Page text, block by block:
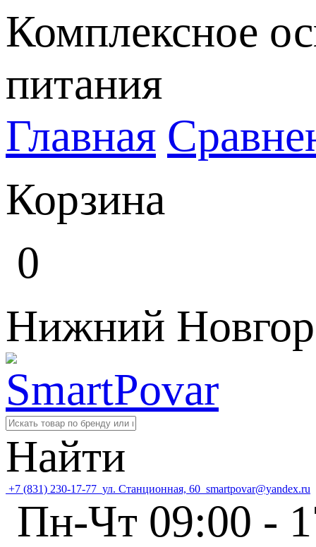
Комплексное
питания
Главная
Корзина
0
Нижний
Найти
+7 (831) 230-17-77 ул. Станционная, 60 smartpovar@yandex.ru
Пн-Чт 09:00 -